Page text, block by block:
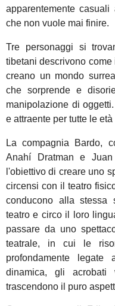
apparentemente
che non vuole mai finire.
Tre personaggi si
tibetani descrivono
creano un mondo
che sorprende e
manipolazione di
e attraente per tutte le età
La compagnia Bardo,
Anahí Dratman e
l'obiettivo di creare uno
circensi con il teatro
conducono alla stessa
teatro e circo il loro
passare da uno
teatrale, in cui le
profondamente
dinamica, gli acrobati
trascendono il puro